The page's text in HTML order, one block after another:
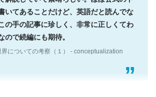
いてあることだけど、英語だと読んでな
の手の記事に珍しく、非常に正しくてわ
ので続編にも期待。